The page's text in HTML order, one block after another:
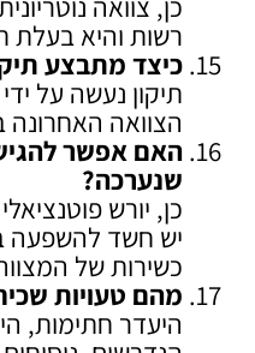
רשות והיא בעלת
כיצד מתבצע
תיקון נעשה על
הצוואה האחרונה
האם אפשר
שנערכה?
כן, יורש
יש חשד להשפעה
כשירות של
מהם טעויות
היעדר חתימות,